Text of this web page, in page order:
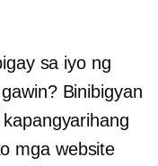
sa iyo ng
Binibigyan
mga website